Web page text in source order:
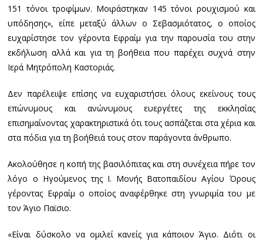
151 τόνοι τροφίμων. Μοιράστηκαν 145 τόνοι ρουχισμού και
υπόδησης», είπε μεταξύ άλλων ο Σεβασμιότατος, ο οποίος
ευχαρίστησε τον γέροντα Εφραίμ για την παρουσία του στην
εκδήλωση αλλά και για τη βοήθεια που παρέχει συχνά στην
Ιερά Μητρόπολη Καστοριάς.
Δεν παρέλειψε επίσης να ευχαριστήσει όλους εκείνους τους
επώνυμους και ανώνυμους ευεργέτες της εκκλησίας
επισημαίνοντας χαρακτηριστικά ότι τους ασπάζεται στα χέρια και
στα πόδια για τη βοήθειά τους στον παράγοντα άνθρωπο.
Ακολούθησε η κοπή της βασιλόπιτας και στη συνέχεια πήρε τον
λόγο ο Ηγούμενος της Ι. Μονής Βατοπαιδίου Αγίου Όρους
γέροντας Εφραίμ ο οποίος αναφέρθηκε στη γνωριμία του με
τον Άγιο Παϊσιο.
«Είναι δύσκολο να ομιλεί κανείς για κάποιον Άγιο. Διότι οι